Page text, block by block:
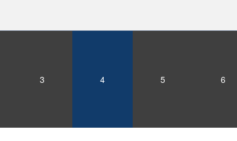
3 4 5 6